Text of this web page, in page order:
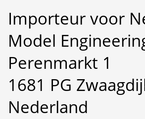
Importeur voor
Model
Perenmarkt 1
1681 PG
Nederland